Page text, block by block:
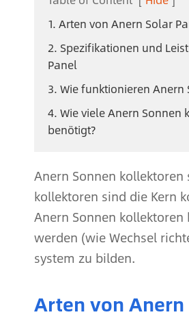
1. Arten von Anern Solar
2. Spezifikationen und
Panel
3. Wie funktionieren
4. Wie viele Anern Sonnen
benötigt?
Anern Sonnen
kollektoren sind die Kern
Anern Sonnen
werden (wie Wechsel
system zu bilden.
Arten von Anern